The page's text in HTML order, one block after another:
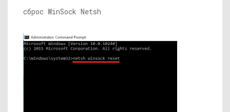
сброс WinSock Netsh